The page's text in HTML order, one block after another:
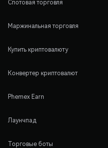
Спотовая торговля
Маржинальная торговля
Купить криптовалюту
Конвертер криптовалют
Phemex Earn
Лаунчпад
Торговые боты